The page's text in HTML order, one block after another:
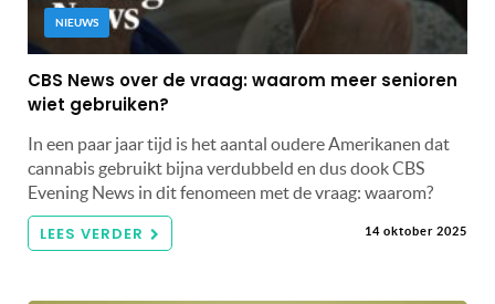
NIEUWS
CBS News over de vraag: waarom meer senioren
wiet gebruiken?
In een paar jaar tijd is het aantal oudere Amerikanen dat
cannabis gebruikt bijna verdubbeld en dus dook CBS
Evening News in dit fenomeen met de vraag: waarom?
LEES VERDER 14 oktober 2025